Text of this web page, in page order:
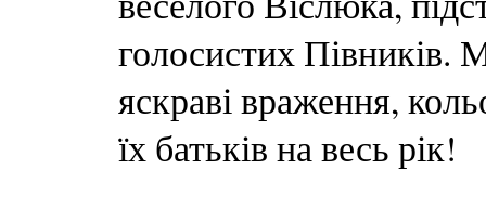
голосистих Півників.
яскраві враження,
їх батьків на весь рік!